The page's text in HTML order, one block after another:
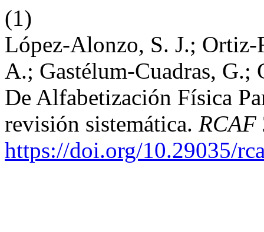
(1)
López-Alonzo, S. J.; Ortiz-
A.; Gastélum-Cuadras, G.;
De Alfabetización Física
revisión sistemática. RCAF
https://doi.org/10.29035/